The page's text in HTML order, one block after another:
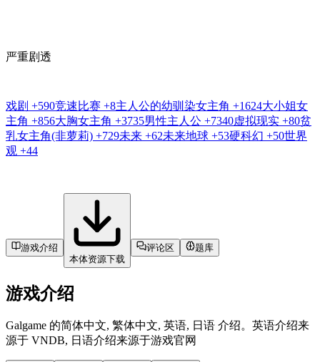
严重剧透
戏剧 +590竞速比赛 +8主人公的幼驯染女主角 +1624大小姐女
主角 +856大胸女主角 +3735男性主人公 +7340虚拟现实 +80贫
乳女主角(非萝莉) +729未来 +62未来地球 +53硬科幻 +50世界
观 +44
游戏介绍
本体资源下载
评论区 题库
游戏介绍
Galgame 的简体中文, 繁体中文, 英语, 日语 介绍。英语介绍来
源于 VNDB, 日语介绍来源于游戏官网